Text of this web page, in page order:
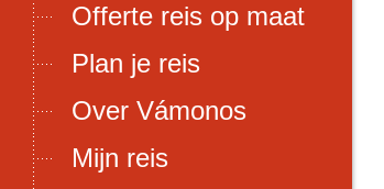
Offerte reis op maat
Plan je reis
Over Vámonos
Mijn reis